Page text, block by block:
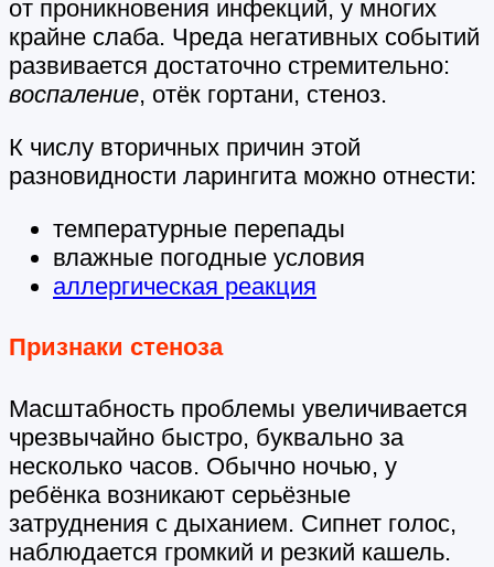
от проникновения инфекций, у многих
крайне слаба. Чреда негативных событий
развивается достаточно стремительно:
воспаление, отёк гортани, стеноз.
К числу вторичных причин этой
разновидности ларингита можно отнести:
температурные перепады
влажные погодные условия
аллергическая реакция
Признаки стеноза
Масштабность проблемы увеличивается
чрезвычайно быстро, буквально за
несколько часов. Обычно ночью, у
ребёнка возникают серьёзные
затруднения с дыханием. Сипнет голос,
наблюдается громкий и резкий кашель.